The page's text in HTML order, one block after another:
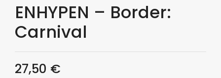
ENHYPEN – Border:
Carnival
27,50 €